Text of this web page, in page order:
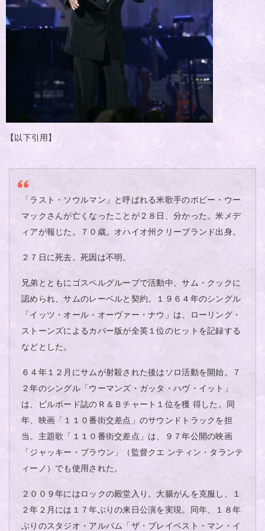
【以下引用】
「ラスト・ソウルマン」と呼ばれる米歌手のボビー・ウー
マックさんが亡くなったことが２８日、分かった。米メデ
ィアが報じた。７０歳。オハイオ州クリーブランド出身。
２７日に死去。死因は不明。
兄弟とともにゴスペルグループで活動中、サム・クックに
認められ、サムのレーベルと契約。１９６４年のシングル
「イッツ・オール・オーヴァー・ナウ」は、ローリング・
ストーンズによるカバー版が全英１位のヒットを記録する
などとした。
６４年１２月にサムが射殺された後はソロ活動を開始。７
２年のシングル「ウーマンズ・ガッタ・ハヴ・イット」
は、ビルボード誌のＲ＆Ｂチャート１位を獲 得した。同
年、映画「１１０番街交差点」のサウンドトラックを担
当。主題歌「１１０番街交差点」は、９７年公開の映画
「ジャッキー・ブラウン」（監督クエ ンティン・タランテ
ィーノ）でも使用された。
２００９年にはロックの殿堂入り。大腸がんを克服し、１
２年２月には１７年ぶりの来日公演を実現。同年、１８年
ぶりのスタジオ・アルバム「ザ・ブレイベスト・マン・イ